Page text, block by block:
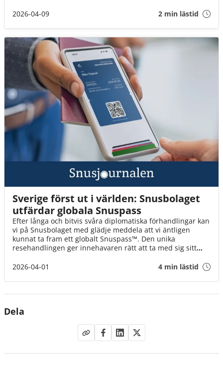
2026-04-09
2 min lästid
Sverige först ut i världen: Snusbolaget
utfärdar globala Snuspass
Efter långa och bitvis svåra diplomatiska förhandlingar kan
vi på Snusbolaget med glädje meddela att vi äntligen
kunnat ta fram ett globalt Snuspass™. Den unika
resehandlingen ger innehavaren rätt att ta med sig sitt
med idag den 1 april klockan 08.00.
2026-04-01 4 min lästid
Dela